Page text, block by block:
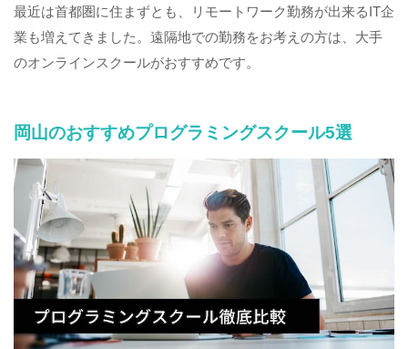
最近は首都圏に住まずとも、リモートワーク勤務が出来るIT企
業も増えてきました。遠隔地での勤務をお考えの方は、大手
のオンラインスクールがおすすめです。
岡山のおすすめプログラミングスクール5選